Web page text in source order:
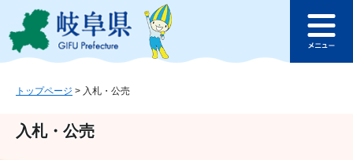
ジ
ュ
このページの本文へ
ュ
トップページ > 入札・公売
入札・公売